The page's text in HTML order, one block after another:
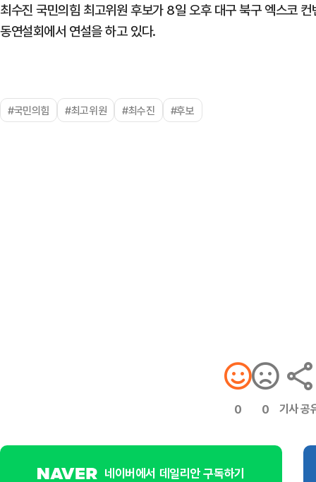
최수진 국민의힘 최고위원 후보가 8일 오후 대구 북구 엑스코
동연설회에서 연설을 하고 있다.
#국민의힘 #최고위원 #최수진 #후보
0 0 기사 공
네이버에서 데일리안 구독하기